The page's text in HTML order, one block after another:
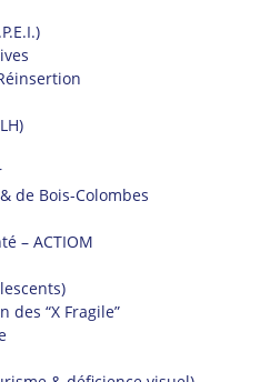
de Bois-Colombes
– ACTIOM
des “X Fragile”